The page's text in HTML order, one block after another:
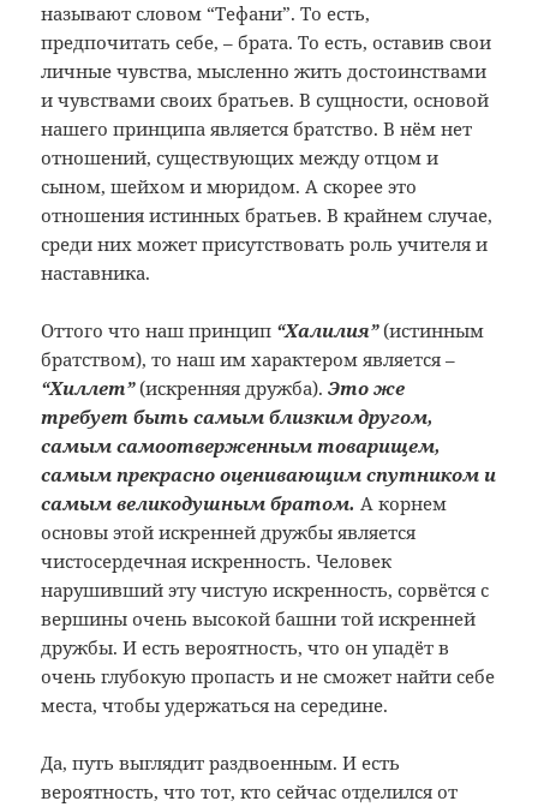
называют словом “Тефани”. То есть,
предпочитать себе, – брата. То есть, оставив свои
личные чувства, мысленно жить достоинствами
и чувствами своих братьев. В сущности, основой
нашего принципа является братство. В нём нет
отношений, существующих между отцом и
сыном, шейхом и мюридом. А скорее это
отношения истинных братьев. В крайнем случае,
среди них может присутствовать роль учителя и
наставника.
Оттого что наш принцип “Халилия”(истинным
братством), то наш им характером является –
“Хиллет”(искренняя дружба).Это же
требует быть самым близким другом,
самым самоотверженным товарищем,
самым прекрасно оценивающим спутником и
самым великодушным братом. А корнем
основы этой искренней дружбы является
чистосердечная искренность. Человек
нарушивший эту чистую искренность, сорвётся с
вершины очень высокой башни той искренней
дружбы. И есть вероятность, что он упадёт в
очень глубокую пропасть и не сможет найти себе
места, чтобы удержаться на середине.
Да, путь выглядит раздвоенным. И есть
вероятность, что тот, кто сейчас отделился от